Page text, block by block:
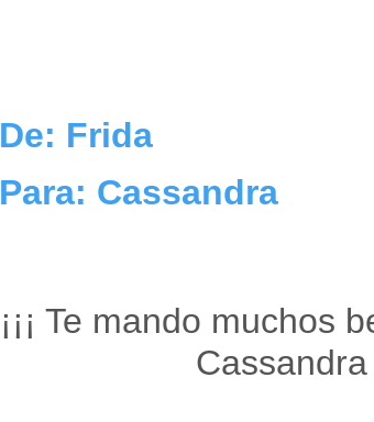
De: Frida
Para: Cassandra
¡¡¡ Te mando muchos
Cassandra